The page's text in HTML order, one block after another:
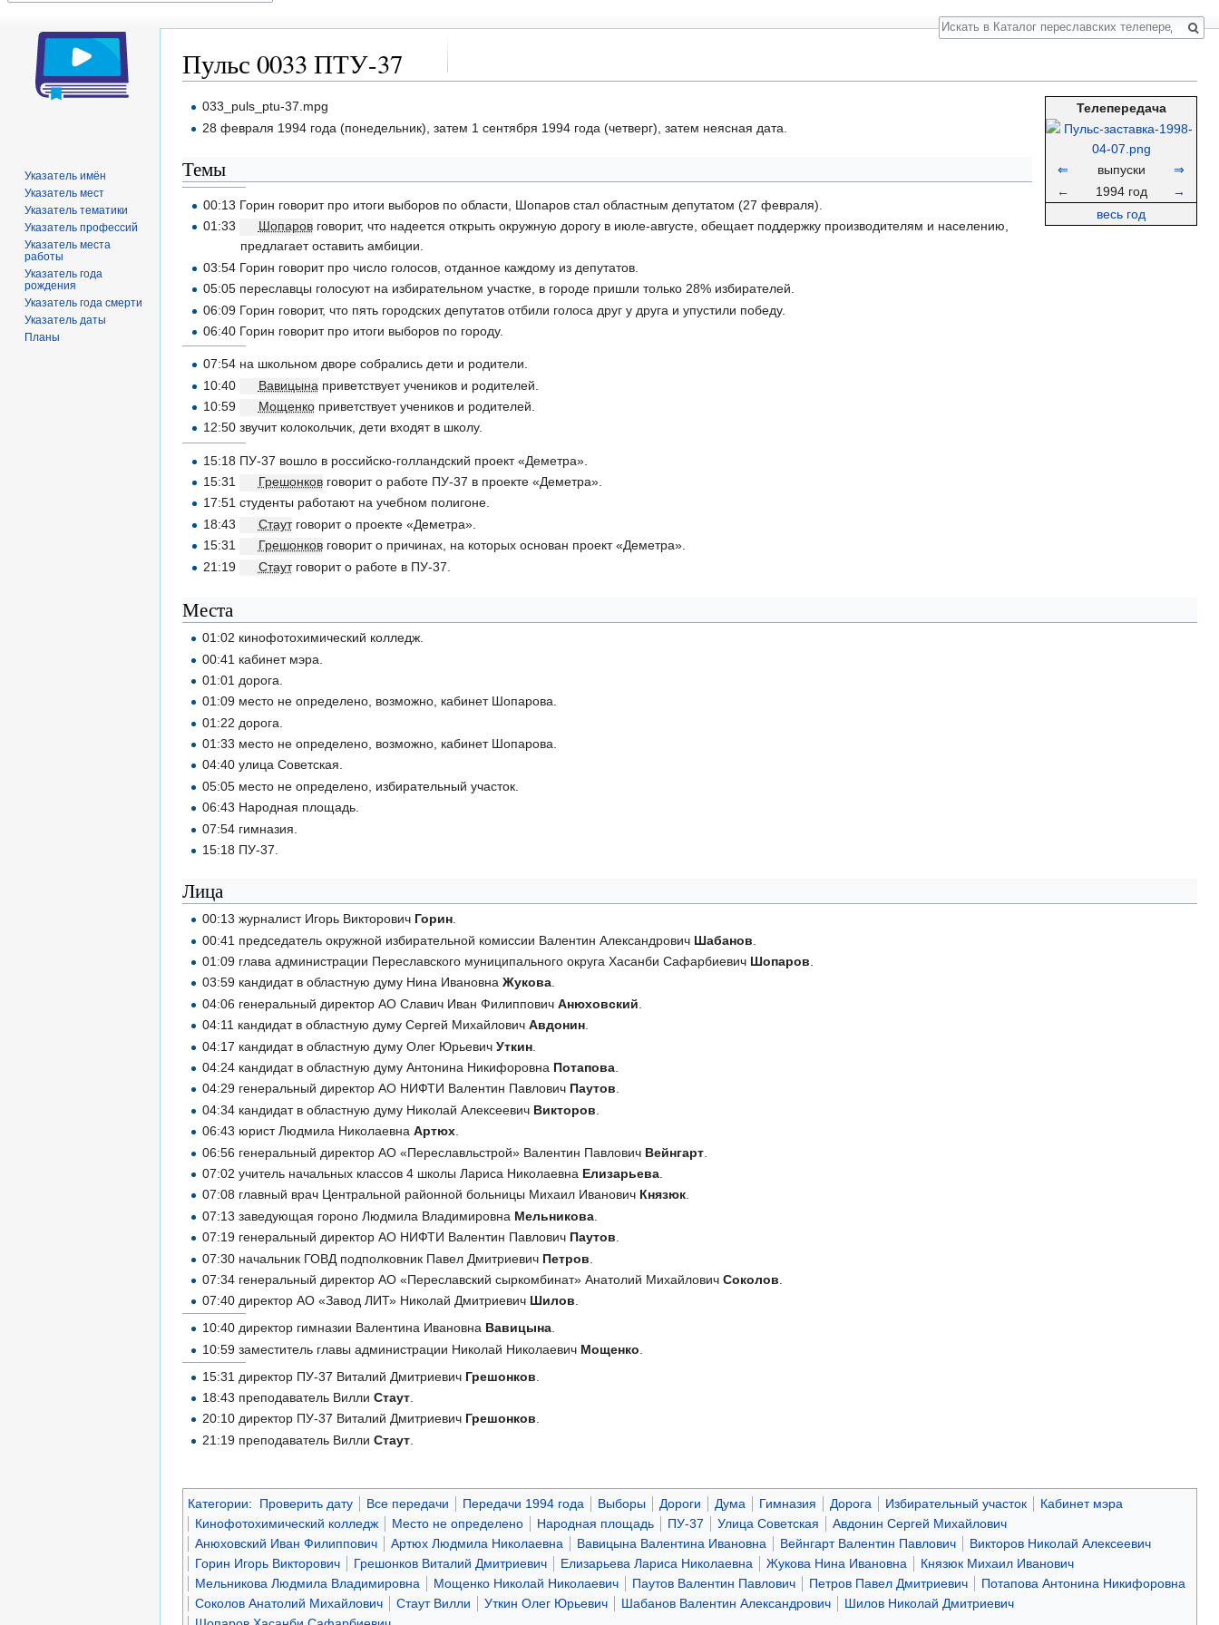
Пульс 0033 ПТУ-37
Перейти
Перейти
Телепередача
⇐ выпуски
⇒
←
1994 год
→
весь год
033_puls_ptu-37.mpg
28 февраля 1994 года (понедельник), затем 1 сентября 1994 года (четверг), затем неясная дата.
Темы
00:13 Горин говорит про итоги выборов по области, Шопаров стал областным депутатом (27 февраля).
01:33
Шопаровговорит, что надеется открыть окружную дорогу в июле-августе, обещает поддержку производителям и населению,
предлагает оставить амбиции.
03:54 Горин говорит про число голосов, отданное каждому из депутатов.
05:05 переславцы голосуют на избирательном участке, в городе пришли только 28% избирателей.
06:09 Горин говорит, что пять городских депутатов отбили голоса друг у друга и упустили победу.
06:40 Горин говорит про итоги выборов по городу.
07:54 на школьном дворе собрались дети и родители.
10:40
Вавицына приветствует учеников и родителей.
10:59
Мощенкоприветствует учеников и родителей.
12:50 звучит колокольчик, дети входят в школу.
15:18 ПУ-37 вошло в российско-голландский проект «Деметра».
15:31
Грешонковговорит о работе ПУ-37 в проекте «Деметра».
17:51 студенты работают на учебном полигоне.
18:43
Стаутговорит о проекте «Деметра».
15:31
Грешонковговорит о причинах, на которых основан проект «Деметра».
21:19
Стаутговорит о работе в ПУ-37.
Места
01:02 кинофотохимический колледж.
00:41 кабинет мэра.
01:01 дорога.
01:09 место не определено, возможно, кабинет Шопарова.
01:22 дорога.
01:33 место не определено, возможно, кабинет Шопарова.
04:40 улица Советская.
05:05 место не определено, избирательный участок.
06:43 Народная площадь.
07:54 гимназия.
15:18 ПУ-37.
Лица
00:13 журналист Игорь Викторович Горин.
00:41 председатель окружной избирательной комиссии Валентин Александрович Шабанов
01:09 глава администрации Переславского муниципального округа Хасанби Сафарбиевич Шопаров
03:59 кандидат в областную думу Нина Ивановна Жукова.
04:06 генеральный директор АО Славич Иван Филиппович Анюховский
04:11 кандидат в областную думу Сергей Михайлович Авдонин.
04:17 кандидат в областную думу Олег Юрьевич Уткин.
04:24 кандидат в областную думу Антонина Никифоровна Потапова.
04:29 генеральный директор АО НИФТИ Валентин Павлович Паутов.
04:34 кандидат в областную думу Николай Алексеевич Викторов
06:43 юрист Людмила Николаевна Артюх.
06:56 генеральный директор АО «Переславльстрой» Валентин Павлович Вейнгарт.
07:02 учитель начальных классов 4 школы Лариса Николаевна Елизарьева.
07:08 главный врач Центральной районной больницы Михаил Иванович Князюк.
07:13 заведующая гороно Людмила Владимировна Мельникова.
07:19 генеральный директор АО НИФТИ Валентин Павлович Паутов
07:30 начальник ГОВД подполковник Павел Дмитриевич Петров
07:34 генеральный директор АО «Переславский сыркомбинат» Анатолий Михайлович Соколов
07:40 директор АО «Завод ЛИТ» Николай Дмитриевич Шилов.
10:40 директор гимназии Валентина Ивановна Вавицына.
10:59 заместитель главы администрации Николай Николаевич Мощенко
15:31 директор ПУ-37 Виталий Дмитриевич Грешонков
18:43 преподаватель Вилли Стаут.
20:10 директор ПУ-37 Виталий Дмитриевич Грешонков.
21:19 преподаватель Вилли Стаут.
Категории: Проверить дату Все передачи Передачи 1994 года Выборы Дороги Дума Гимназия Дорога Избирательный участок
Кабинет мэра
Кинофотохимический колледж
Место не определено Народная площадь ПУ-37 Улица Советская
Авдонин Сергей Михайлович
Анюховский Иван Филиппович
Артюх Людмила Николаевна Вавицына Валентина Ивановна Вейнгарт Валентин Павлович
Викторов Николай Алексеевич
Горин Игорь Викторович
Грешонков Виталий Дмитриевич Елизарьева Лариса Николаевна Жукова Нина Ивановна
Князюк Михаил Иванович
Мельникова Людмила Владимировна
Мощенко Николай Николаевич Паутов Валентин Павлович Петров Павел Дмитриевич
Потапова Антонина Никифоровна
Соколов Анатолий Михайлович
Стаут Вилли Уткин Олег Юрьевич Шабанов Валентин Александрович
Шилов Николай Дмитриевич
Поиск
Указатель имён
Указатель мест
Указатель тематики
Указатель профессий
Указатель места
работы
Указатель года
рождения
Указатель года смерти
Указатель даты
Планы